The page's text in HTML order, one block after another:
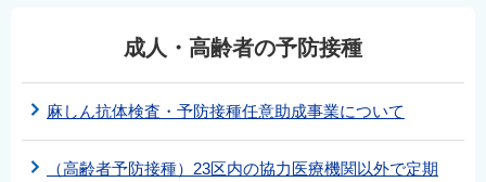
成人・高齢者の予防接種
麻しん抗体検査・予防接種任意助成事業について
（高齢者予防接種）23区内の協力医療機関以外で定期